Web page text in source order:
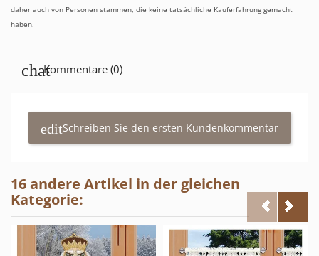
daher auch von Personen stammen, die keine tatsächliche Kauferfahrung gemacht
haben.
Kommentare (0)
Schreiben Sie den ersten Kundenkommentar
16 andere Artikel in der gleichen
Kategorie: